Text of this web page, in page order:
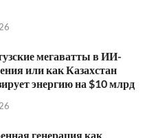
мегаватты в ИИ-
или как Казахстан
энергию на $10 млрд
генерация как